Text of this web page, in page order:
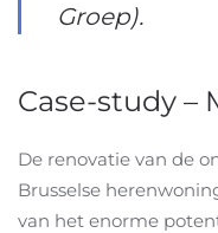
Groep).
Case-study –
De renovatie van de
Brusselse
van het enorme